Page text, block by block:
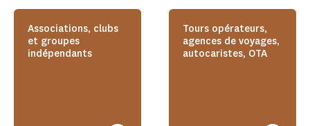
Associations, clubs
et groupes
indépendants
Tours opérateurs,
agences de voyages,
autocaristes, OTA